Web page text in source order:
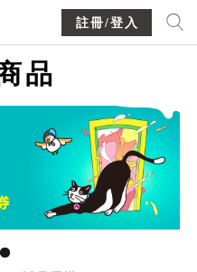
註冊/登入
品